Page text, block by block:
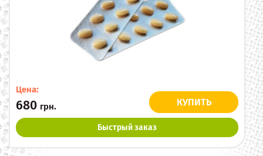
Цена:
680 грн. КУПИТЬ
Быстрый заказ